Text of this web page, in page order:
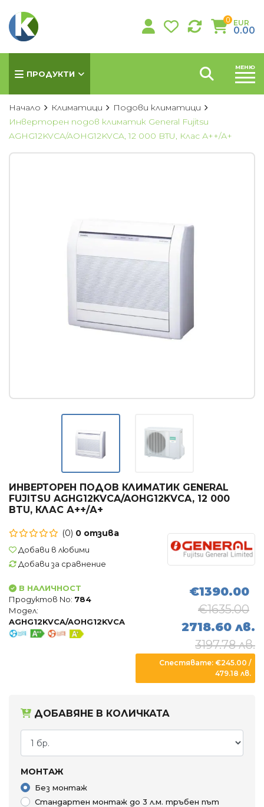
0 EUR
0.00
ПРОДУКТИ
КЛИМАТИЦИ
Мултисплит системи
Касетъчни климатици
КОНВЕКТОРИ
Стенни конвектори
Лъчисти конвектори
Мултипозиционни бойлери
ТЕРМОПОМПИ
Термопомпи въздух - вода
Въздухопречистватели
АКСЕСОАРИ
МЕНЮ
Начало Климатици
Подови климатици
Инверторен подов климатик General Fujitsu
AGHG12KVCA/AOHG12KVCA, 12 000 BTU, Клас А++/А+
ИНВЕРТОРЕН ПОДОВ КЛИМАТИК GENERAL
FUJITSU AGHG12KVCA/AOHG12KVCA, 12 000
BTU, КЛАС А++/А+
(0) 0 отзива
Добави в любими
Добави за сравнение
В НАЛИЧНОСТ
Продуктов No: 784
Модел:
AGHG12KVCA/AOHG12KVCA
€1390.00
€1635.00
2718.60 лв.
3197.78 лв.
Спестявате: €245.00 /
479.18 лв.
ДОБАВЯНЕ В КОЛИЧКАТА
МОНТАЖ
Без монтаж
Стандартен монтаж до 3 л.м. тръбен път